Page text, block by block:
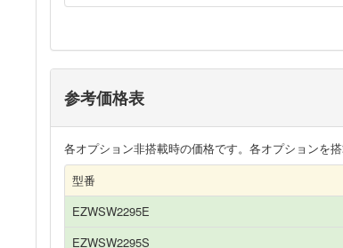
参考価格表
各オプション非搭載時の価格です。各オプションを
型番
EZWSW2295E
EZWSW2295S